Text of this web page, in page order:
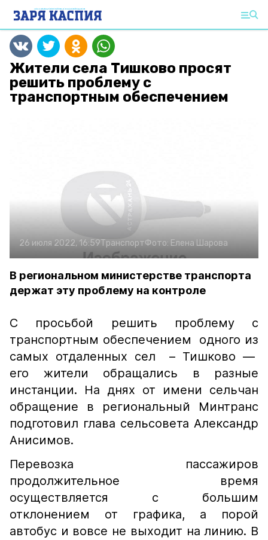
Жители села Тишково просят
решить проблему с
транспортным обеспечением
26 июля 2022, 16:59ТранспортФото: Елена Шарова
В региональном министерстве транспорта
держат эту проблему на контроле
С просьбой решить проблему с
транспортным обеспечением одного из
самых отдаленных сел – Тишково —
его жители обращались в разные
инстанции. На днях от имени сельчан
обращение в региональный Минтранс
подготовил глава сельсовета Александр
Анисимов.
Перевозка пассажиров
продолжительное время
осуществляется с большим
отклонением от графика, а порой
автобус и вовсе не выходит на линию. В